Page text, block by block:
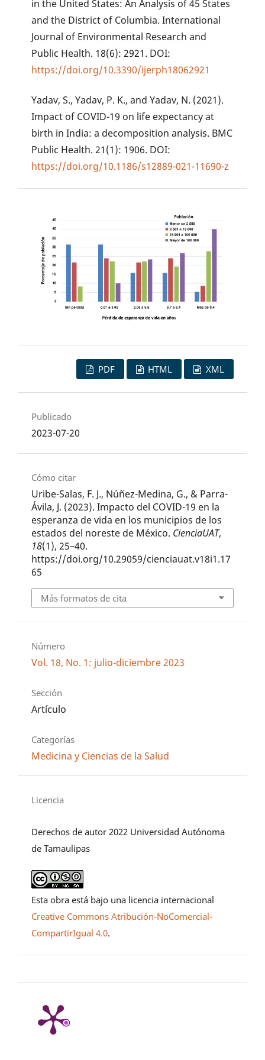
in the United States: An Analysis of 45 States
and the District of Columbia. International
Journal of Environmental Research and
Public Health. 18(6): 2921. DOI:
https://doi.org/10.3390/ijerph18062921
Yadav, S., Yadav, P. K., and Yadav, N. (2021).
Impact of COVID-19 on life expectancy at
birth in India: a decomposition analysis. BMC
Public Health. 21(1): 1906. DOI:
https://doi.org/10.1186/s12889-021-11690-z
PDF HTML XML
Publicado
2023-07-20
Cómo citar
Uribe-Salas, F. J., Núñez-Medina, G., & Parra-
Ávila, J. (2023). Impacto del COVID-19 en la
esperanza de vida en los municipios de los
estados del noreste de México. CienciaUAT,
18(1), 25–40.
https://doi.org/10.29059/cienciauat.v18i1.17
65
Más formatos de cita
Número
Vol. 18, No. 1: julio-diciembre 2023
Sección
Artículo
Categorías
Medicina y Ciencias de la Salud
Licencia
Derechos de autor 2022 Universidad Autónoma
de Tamaulipas
Esta obra está bajo una licencia internacional
Creative Commons Atribución-NoComercial-
CompartirIgual 4.0.